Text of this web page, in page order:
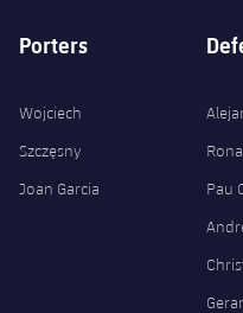
Porters
Wojciech
Szczęsny
Joan Garcia
Pau